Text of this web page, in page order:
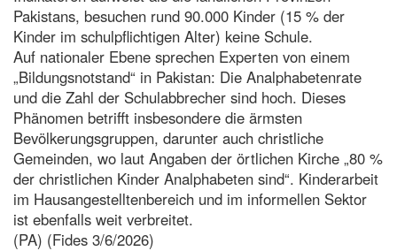
Pakistans, besuchen rund 90.000 Kinder (15 % der
Kinder im schulpflichtigen Alter) keine Schule.
Auf nationaler Ebene sprechen Experten von einem
„Bildungsnotstand“ in Pakistan: Die Analphabetenrate
und die Zahl der Schulabbrecher sind hoch. Dieses
Phänomen betrifft insbesondere die ärmsten
Bevölkerungsgruppen, darunter auch christliche
Gemeinden, wo laut Angaben der örtlichen Kirche „80 %
der christlichen Kinder Analphabeten sind“. Kinderarbeit
im Hausangestelltenbereich und im informellen Sektor
ist ebenfalls weit verbreitet.
(PA) (Fides 3/6/2026)